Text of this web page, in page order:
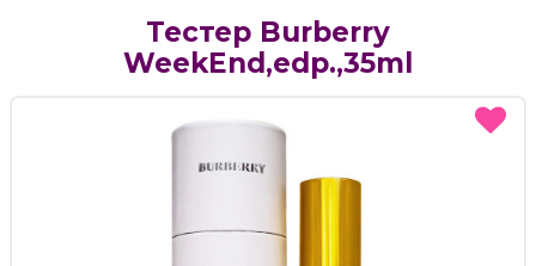
Тестер Burberry
WeekEnd,edp.,35ml